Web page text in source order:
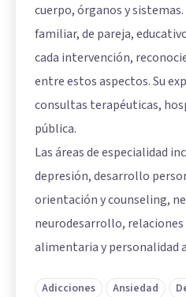
cuerpo, órganos y
familiar, de pareja,
cada intervención,
entre estos aspectos. Su
consultas terapéuticas,
pública.
Las áreas de especialidad
depresión, desarrollo
orientación y counseling,
neurodesarrollo, relaciones
alimentaria y personalidad
Adicciones Ansiedad